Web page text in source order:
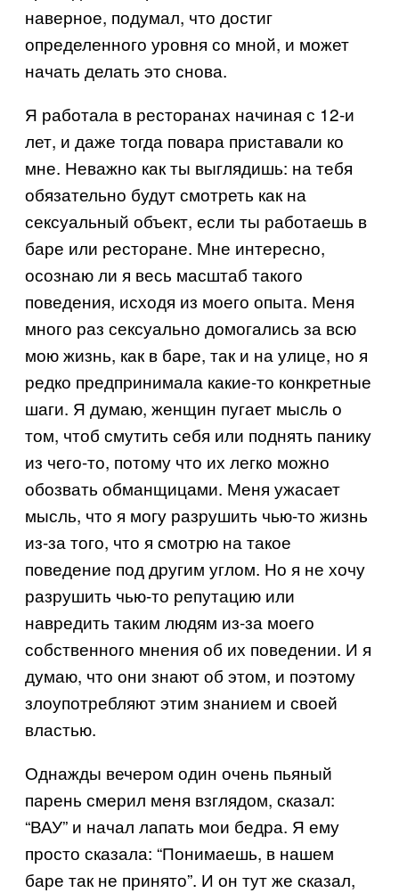
наверное, подумал, что достиг
определенного уровня со мной, и может
начать делать это снова.
Я работала в ресторанах начиная с 12-и
лет, и даже тогда повара приставали ко
мне. Неважно как ты выглядишь: на тебя
обязательно будут смотреть как на
сексуальный объект, если ты работаешь в
баре или ресторане. Мне интересно,
осознаю ли я весь масштаб такого
поведения, исходя из моего опыта. Меня
много раз сексуально домогались за всю
мою жизнь, как в баре, так и на улице, но я
редко предпринимала какие-то конкретные
шаги. Я думаю, женщин пугает мысль о
том, чтоб смутить себя или поднять панику
из чего-то, потому что их легко можно
обозвать обманщицами. Меня ужасает
мысль, что я могу разрушить чью-то жизнь
из-за того, что я смотрю на такое
поведение под другим углом. Но я не хочу
разрушить чью-то репутацию или
навредить таким людям из-за моего
собственного мнения об их поведении. И я
думаю, что они знают об этом, и поэтому
злоупотребляют этим знанием и своей
властью.
Однажды вечером один очень пьяный
парень смерил меня взглядом, сказал:
“ВАУ” и начал лапать мои бедра. Я ему
просто сказала: “Понимаешь, в нашем
баре так не принято”. И он тут же сказал,